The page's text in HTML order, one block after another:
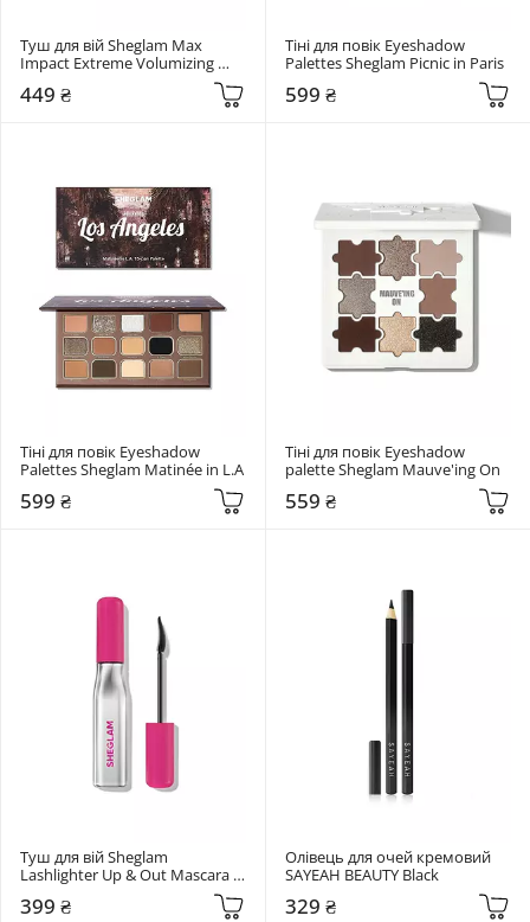
Туш для вій Sheglam Max
Impact Extreme Volumizing
449 ₴
Тіні для повік Eyeshadow
Palettes Sheglam Picnic in Paris
599 ₴
Тіні для повік Eyeshadow
Palettes Sheglam Matinée in L.A
599 ₴
Тіні для повік Eyeshadow
palette Sheglam Mauve'ing On
559 ₴
Туш для вій Sheglam
Lashlighter Up & Out Mascara
399 ₴
Олівець для очей кремовий
SAYEAH BEAUTY Black
329 ₴